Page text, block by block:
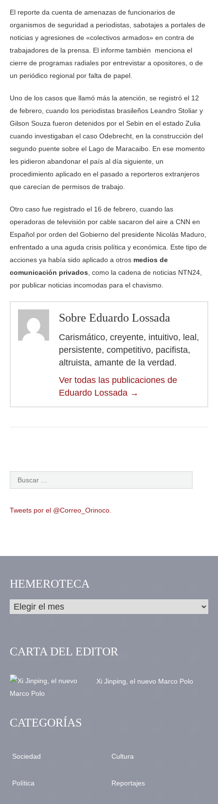
El reporte da cuenta de amenazas de funcionarios de
organismos de seguridad a periodistas, sabotajes a portales de
noticias y agresiones de «colectivos armados» en contra de
trabajadores de la prensa. El informe también menciona el
cierre de programas radiales por entrevistar a opositores, o de
un periódico regional por falta de papel.
Uno de los casos que llamó más la atención, se registró el 12
de febrero, cuando los periodistas brasileños Leandro Stoliar y
Gilson Souza fueron detenidos por el Sebin en el estado Zulia
cuando investigaban el caso Odebrecht, en la construcción del
segundo puente sobre el Lago de Maracaibo. En ese momento
les pidieron abandonar el país al día siguiente, un
procedimiento aplicado en el pasado a reporteros extranjeros
que carecían de permisos de trabajo.
Otro caso fue registrado el 16 de febrero, cuando las
operadoras de televisión por cable sacaron del aire a CNN en
Español por orden del Gobierno del presidente Nicolás Maduro,
enfrentado a una aguda crisis política y económica. Este tipo de
acciones ya había sido aplicado a otros medios de
comunicación privados , como la cadena de noticias NTN24,
por publicar noticias incomodas para el chavismo.
Sobre Eduardo Lossada
Carismático, creyente, intuitivo, leal,
persistente, competitivo, pacifista,
altruista, amante de la verdad.
Ver todas las publicaciones de
Eduardo Lossada →
Tweets por el @Correo_Orinoco.
HEMEROTECA
CARTA DEL EDITOR
Xi Jinping, el nuevo Marco Polo
CATEGORÍAS
Sociedad
Política
Cultura
Reportajes